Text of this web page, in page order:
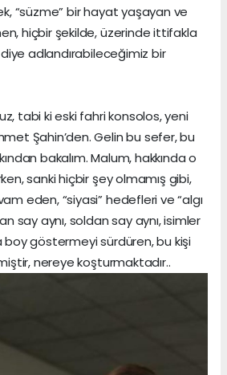
“süzme” bir hayat yaşayan ve
hiçbir şekilde, üzerinde ittifakla
diye adlandırabileceğimiz bir
tabi ki eski fahri konsolos, yeni
Şahin’den. Gelin bu sefer, bu
bakalım. Malum, hakkında o
sanki hiçbir şey olmamış gibi,
eden, “siyasi” hedefleri ve “algı
say aynı, soldan say aynı, isimler
göstermeyi sürdüren, bu kişi
nereye koşturmaktadır..